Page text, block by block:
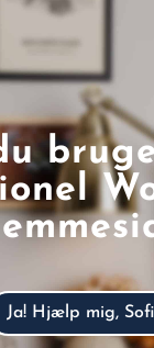
Ja! Hjælp mig,